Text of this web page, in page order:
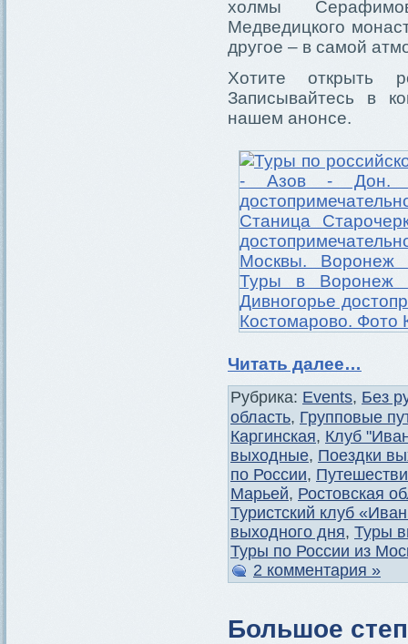
холмы
Медведицкого
другое – в самой
Хотите открыть
Записывайтесь в
нашем анонсе.
Читать далее…
Рубрика: Events, Без
область, Групповые
Каргинская, Клуб
выходные, Поездки
по России,
Марьей, Ростовская
Туристский клуб
выходного дня, Туры
Туры по России из
2 комментария »
Большое